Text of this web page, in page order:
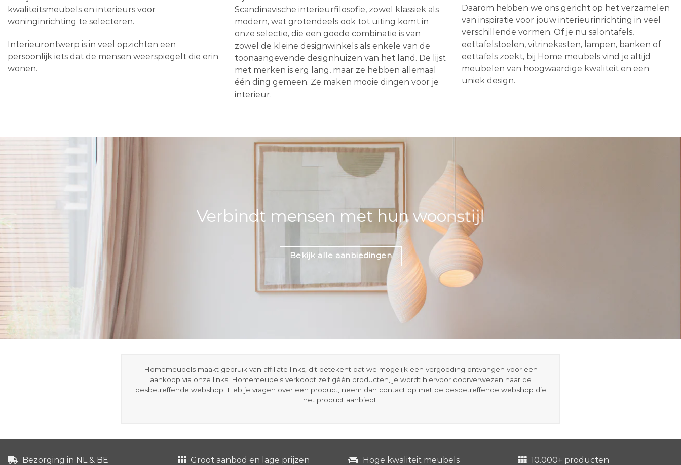
kwaliteitsmeubels en interieurs voor
woninginrichting te selecteren.
Interieurontwerp is in veel opzichten een
persoonlijk iets dat de mensen weerspiegelt die erin
wonen.
Scandinavische interieurfilosofie, zowel klassiek als
modern, wat grotendeels ook tot uiting komt in
onze selectie, die een goede combinatie is van
zowel de kleine designwinkels als enkele van de
toonaangevende designhuizen van het land. De lijst
met merken is erg lang, maar ze hebben allemaal
één ding gemeen. Ze maken mooie dingen voor je
interieur.
Daarom hebben we ons gericht op het verzamelen
van inspiratie voor jouw interieurinrichting in veel
verschillende vormen. Of je nu salontafels,
eettafelstoelen, vitrinekasten, lampen, banken of
eettafels zoekt, bij Home meubels vind je altijd
meubelen van hoogwaardige kwaliteit en een
uniek design.
Verbindt mensen met hun woonstijl
Bekijk alle aanbiedingen
Homemeubels maakt gebruik van affiliate links, dit betekent dat we mogelijk een vergoeding ontvangen voor een
aankoop via onze links. Homemeubels verkoopt zelf géén producten, je wordt hiervoor doorverwezen naar de
desbetreffende webshop. Heb je vragen over een product, neem dan contact op met de desbetreffende webshop die
het product aanbiedt.
Bezorging in NL & BE Groot aanbod en lage prijzen Hoge kwaliteit meubels 10.000+ producten